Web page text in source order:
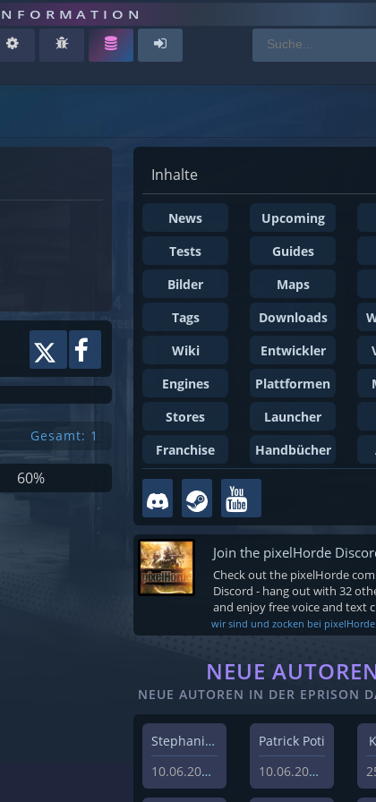
Gesamt: 1
60%
Inhalte
News Upcoming
Tests
Guides
Bilder
Maps
Tags
Downloads
Wiki
Entwickler
Engines
Plattformen
Stores
Launcher
Franchise
Handbücher
Join the pixelHorde
Check out the pixelHorde
Discord - hang out with 32
and enjoy free voice and text
wir sind und zocken bei pixelHorde
NEUE
NEUE AUTOREN IN DER EPRISON
Stephanie Schlottag
10.06.2026
Patrick Poti
10.06.2026